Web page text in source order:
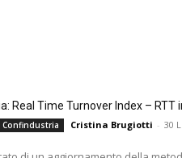
Real Time Turnover Index – RTT
Cristina Brugiotti - 30